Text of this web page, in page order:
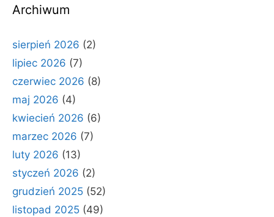
Archiwum
sierpień 2026 (2)
lipiec 2026 (7)
czerwiec 2026 (8)
maj 2026 (4)
kwiecień 2026 (6)
marzec 2026 (7)
luty 2026 (13)
styczeń 2026 (2)
grudzień 2025 (52)
listopad 2025 (49)